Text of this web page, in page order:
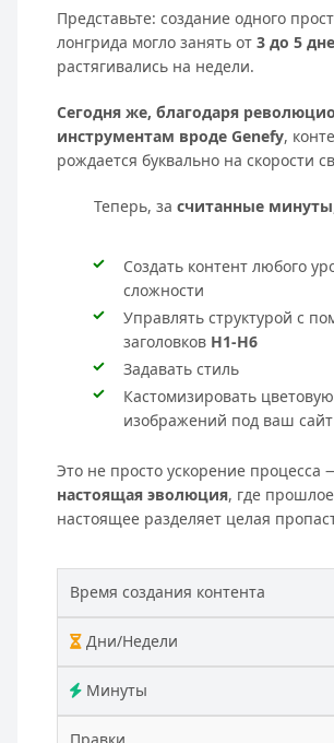
Представьте: создание одного
лонгрида могло занять от 3 до 5
растягивались на недели.
Сегодня же, благодаря
инструментам вроде Genefy,
рождается буквально на скорости
Теперь, за считанные минуты
Создать контент любого
сложности
Управлять структурой с
заголовков H1-H6
Задавать стиль
Кастомизировать
изображений под ваш сайт
Это не просто ускорение процесса
настоящая эволюция, где
настоящее разделяет целая
Время создания контента
Дни/Недели
Минуты